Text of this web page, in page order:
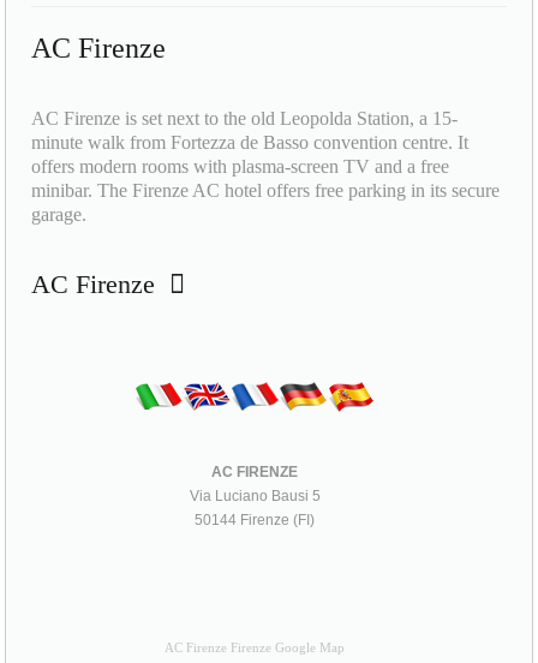
AC Firenze
AC Firenze is set next to the old Leopolda Station, a 15-
minute walk from Fortezza de Basso convention centre. It
offers modern rooms with plasma-screen TV and a free
minibar. The Firenze AC hotel offers free parking in its secure
garage.
AC Firenze
AC FIRENZE
Via Luciano Bausi 5
50144 Firenze (FI)
AC Firenze Firenze Google Map